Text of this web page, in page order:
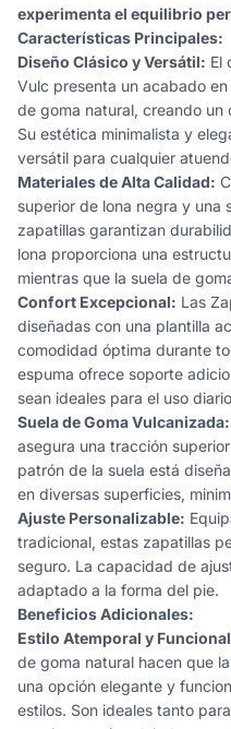
experimenta el equilibrio
Características Principales:
Diseño Clásico y Versátil: El
Vulc presenta un acabado
de goma natural, creando
Su estética minimalista y
versátil para cualquier
Materiales de Alta Calidad:
superior de lona negra y una
zapatillas garantizan
lona proporciona una
mientras que la suela de
Confort Excepcional: Las
diseñadas con una plantilla
comodidad óptima durante
espuma ofrece soporte
sean ideales para el uso
Suela de Goma Vulcanizada:
asegura una tracción
patrón de la suela está
en diversas superficies,
Ajuste Personalizable:
tradicional, estas zapatillas
seguro. La capacidad de
adaptado a la forma del pie.
Beneficios Adicionales:
Estilo Atemporal y
de goma natural hacen que
una opción elegante y
estilos. Son ideales tanto